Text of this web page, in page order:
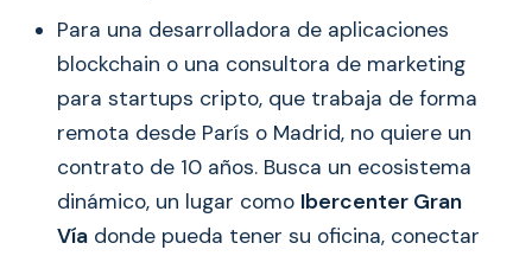
Para una desarrolladora de aplicaciones
blockchain o una consultora de marketing
para startups cripto, que trabaja de forma
remota desde París o Madrid, no quiere un
contrato de 10 años. Busca un ecosistema
dinámico, un lugar como Ibercenter Gran
Vía donde pueda tener su oficina, conectar